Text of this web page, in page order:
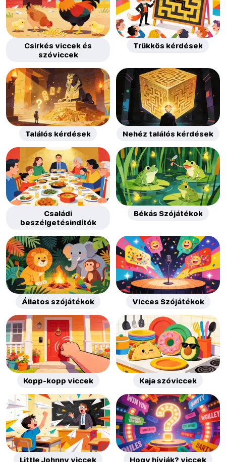
Csirkés viccek és
szóviccek
Trükkös kérdések
Találós kérdések Nehéz találós kérdések
Családi
beszélgetésindítók
Békás Szójátékok
Állatos szójátékok Vicces Szójátékok
Kopp-kopp viccek Kaja szóviccek
Little Johnny viccek Hogy hívják? viccek